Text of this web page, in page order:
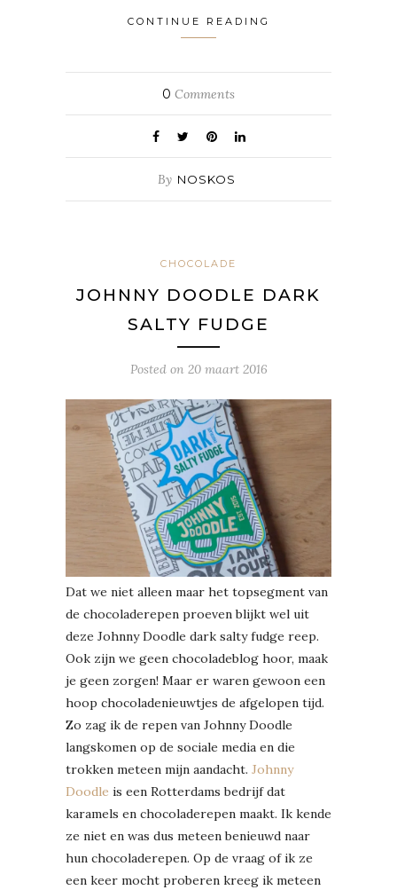
CONTINUE READING
0 Comments
By NOSKOS
CHOCOLADE
JOHNNY DOODLE DARK
SALTY FUDGE
Posted on 20 maart 2016
Dat we niet alleen maar het topsegment van
de chocoladerepen proeven blijkt wel uit
deze Johnny Doodle dark salty fudge reep.
Ook zijn we geen chocoladeblog hoor, maak
je geen zorgen! Maar er waren gewoon een
hoop chocoladenieuwtjes de afgelopen tijd.
Zo zag ik de repen van Johnny Doodle
langskomen op de sociale media en die
trokken meteen mijn aandacht. Johnny
Doodle is een Rotterdams bedrijf dat
karamels en chocoladerepen maakt. Ik kende
ze niet en was dus meteen benieuwd naar
hun chocoladerepen. Op de vraag of ik ze
een keer mocht proberen kreeg ik meteen